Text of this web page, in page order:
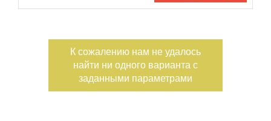
К сожалению нам не удалось
найти ни одного варианта с
заданными параметрами